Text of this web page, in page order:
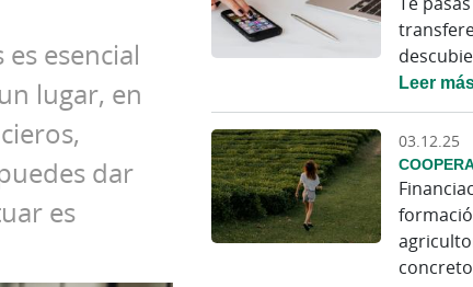
esencial
lugar, en
dar
es
Leer
03.12.25